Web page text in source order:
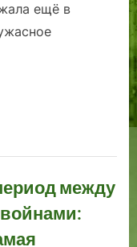
ещё в
между